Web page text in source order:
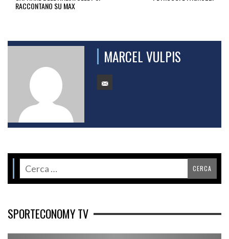
RACCONTANO SU MAX
MARCEL VULPIS
SPORTECONOMY TV